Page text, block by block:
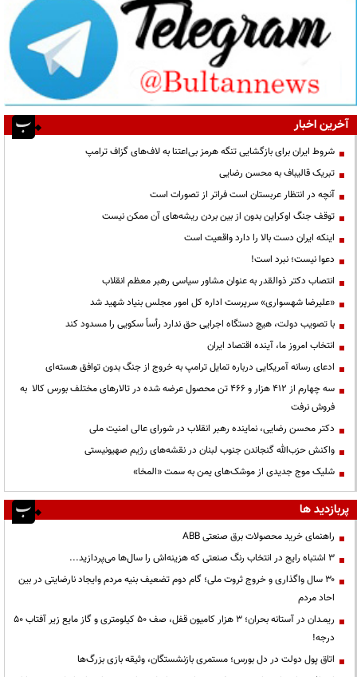
آخرین اخبار
شروط ایران برای بازگشایی تنگه هرمز بی‌اعتنا به لاف‌های گزاف ترامپ
تبریک قالیباف به محسن رضایی
آنچه در انتظار عربستان است فراتر از تصورات است
توقف جنگ اوکراین بدون از بین بردن ریشه‌های آن ممکن نیست
اینکه ایران دست بالا را دارد واقعیت است
دعوا نیست؛ نبرد است!
انتصاب دکتر ذوالقدر به عنوان مشاور سیاسی رهبر معظم انقلاب
«علیرضا شهسواری» سرپرست اداره کل امور مجلس بنیاد شهید شد
با تصویب دولت، هیچ دستگاه اجرایی حق ندارد رأساً سکویی را مسدود کند
انتخاب امروز ما، آینده اقتصاد ایران
ادعای رسانه آمریکایی درباره تمایل ترامپ به خروج از جنگ بدون توافق هسته‌ای
سه چهارم از ۴۱۲ هزار و ۴۶۶ تن محصول عرضه شده در تالارهای مختلف بورس کالا به
فروش نرفت
دکتر محسن رضایی، نماینده رهبر انقلاب در شورای عالی امنیت ملی
واکنش حزب‌الله گنجاندن جنوب لبنان در نقشه‌های رژیم صهیونیستی
شلیک موج جدیدی از موشک‌های یمن به سمت «المخا»
پربازدید ها
راهنمای خرید محصولات برق صنعتی ABB
3 اشتباه رایج در انتخاب رنگ صنعتی که هزینه‌اش را سال‌ها می‌پردازید...
۳۰ سال واگذاری و خروج ثروت ملی؛ گام دوم تضعیف بنیه مردم وایجاد نارضایتی در بین
احاد مردم
ریمـدان در آستانه بحران؛ ۳ هزار کامیون قفل، صف ۵۰ کیلومتری و گاز مایع زیر آفتاب ۵۰
درجه!
اتاق پول دولت در دل بورس؛ مستمری بازنشستگان، وثیقه بازی بزرگ‌ها